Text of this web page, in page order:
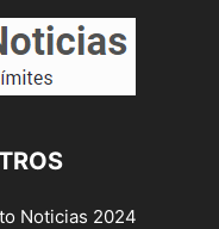
Noticias 2024